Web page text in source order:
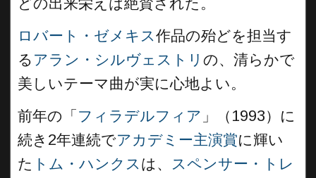
ロバート・ゼメキス作品の殆どを担当す
る アラン・シルヴェストリ の、清らかで
美しいテーマ曲が実に心地よい。
前年の「 フィラデルフィア 」（1993）に
続き2年連続でアカデミー主演賞に輝い
た トム・ハンクス は、
スペンサー・トレ